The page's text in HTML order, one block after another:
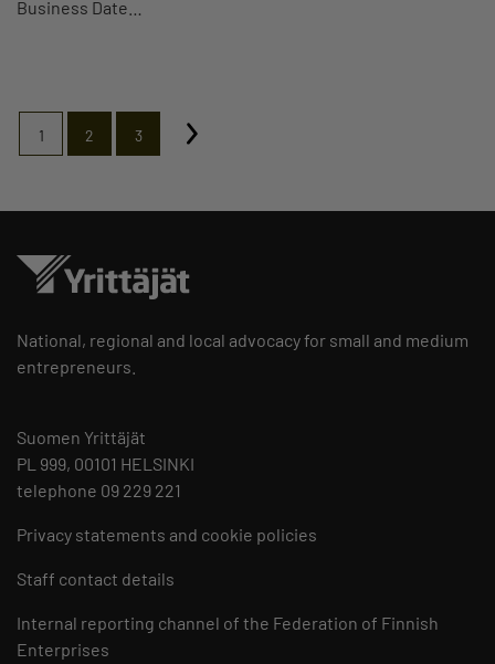
Business Date…
1 2 3
National, regional and local advocacy for small and medium
entrepreneurs.
Suomen Yrittäjät
PL 999, 00101 HELSINKI
telephone 09 229 221
Privacy statements and cookie policies
Staff contact details
Internal reporting channel of the Federation of Finnish
Enterprises